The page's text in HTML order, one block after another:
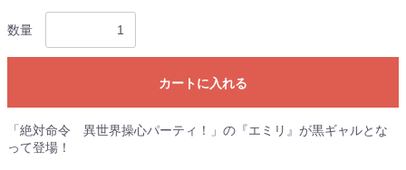
数量
カートに入れる
「絶対命令 異世界操心パーティ！」の『エミリ』が黒ギャルとな
って登場！